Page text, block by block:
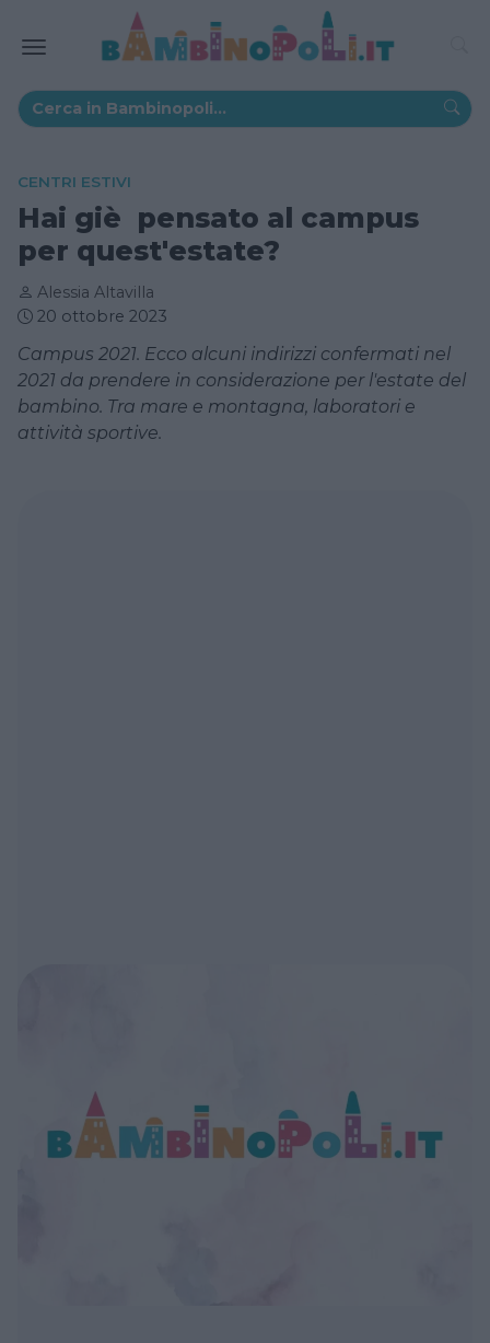
CENTRI ESTIVI
Hai giè pensato al campus
per quest'estate?
Alessia Altavilla
20 ottobre 2023
Campus 2021. Ecco alcuni indirizzi confermati nel
2021 da prendere in considerazione per l'estate del
bambino. Tra mare e montagna, laboratori e
attività sportive.